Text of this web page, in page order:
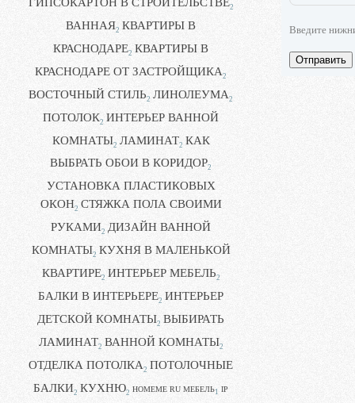
2
ВАННАЯ2 КВАРТИРЫ В
КРАСНОДАРЕ2 КВАРТИРЫ В
КРАСНОДАРЕ ОТ ЗАСТРОЙЩИКА2
ВОСТОЧНЫЙ СТИЛЬ2 ЛИНОЛЕУМА2
ПОТОЛОК2 ИНТЕРЬЕР ВАННОЙ
КОМНАТЫ2 ЛАМИНАТ2 КАК
ВЫБРАТЬ ОБОИ В КОРИДОР2
УСТАНОВКА ПЛАСТИКОВЫХ
ОКОН2 СТЯЖКА ПОЛА СВОИМИ
РУКАМИ2 ДИЗАЙН ВАННОЙ
КОМНАТЫ2 КУХНЯ В МАЛЕНЬКОЙ
КВАРТИРЕ2 ИНТЕРЬЕР МЕБЕЛЬ2
БАЛКИ В ИНТЕРЬЕРЕ2 ИНТЕРЬЕР
ДЕТСКОЙ КОМНАТЫ2 ВЫБИРАТЬ
ЛАМИНАТ2 ВАННОЙ КОМНАТЫ2
ОТДЕЛКА ПОТОЛКА2 ПОТОЛОЧНЫЕ
БАЛКИ2 КУХНЮ2 HOMEME RU МЕБЕЛЬ1 IP
Введите
Отправить